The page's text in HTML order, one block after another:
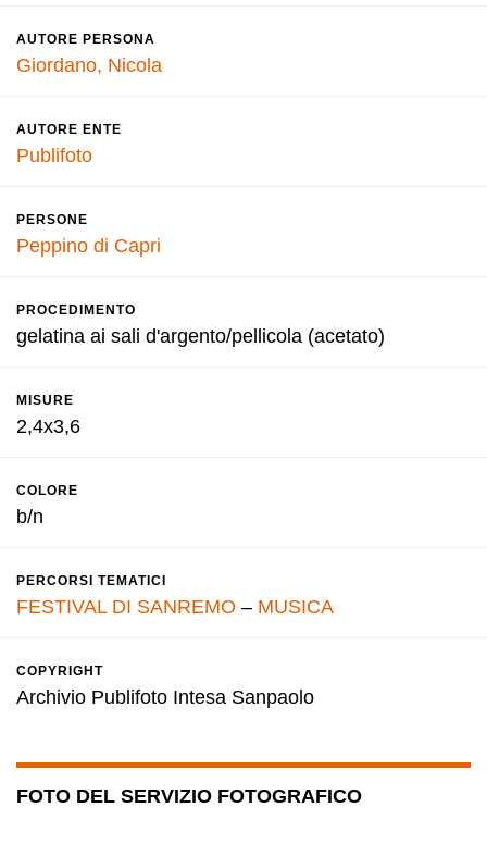
AUTORE PERSONA
Giordano, Nicola
AUTORE ENTE
Publifoto
PERSONE
Peppino di Capri
PROCEDIMENTO
gelatina ai sali d'argento/pellicola (acetato)
MISURE
2,4x3,6
COLORE
b/n
PERCORSI TEMATICI
FESTIVAL DI SANREMO – MUSICA
COPYRIGHT
Archivio Publifoto Intesa Sanpaolo
FOTO DEL SERVIZIO FOTOGRAFICO